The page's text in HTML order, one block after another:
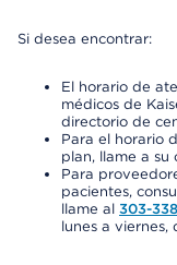
Si desea encontrar:
El horario de
médicos de
directorio de
Para el horario
plan, llame a
Para
pacientes,
llame al 303-
lunes a viernes,